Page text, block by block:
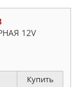
12V
Купить